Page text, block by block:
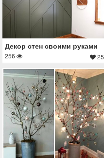
Декор стен своими руками
256 25